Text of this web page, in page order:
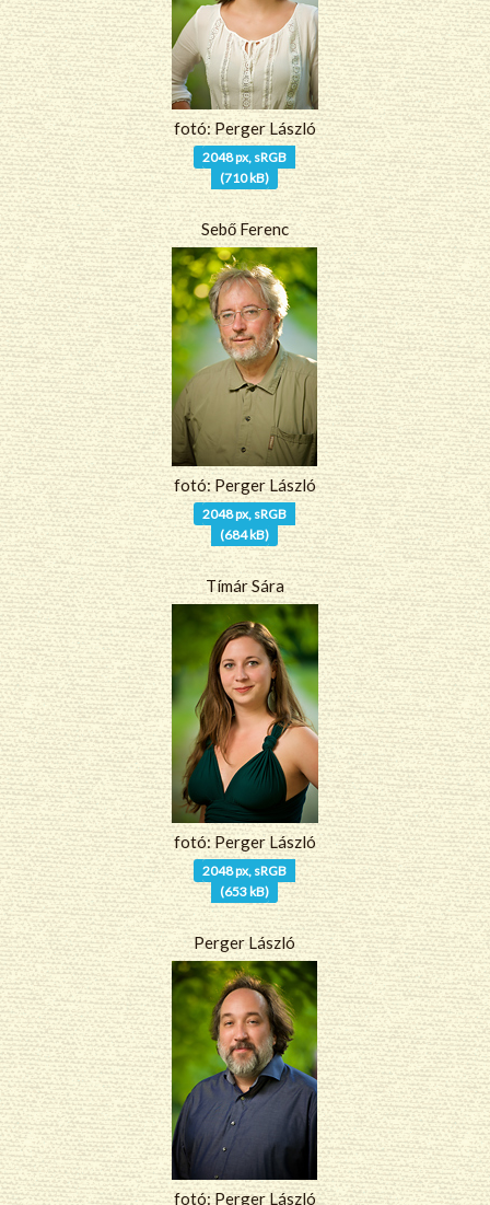
fotó: Perger László
2048 px, sRGB
(710 kB)
Sebő Ferenc
fotó: Perger László
2048 px, sRGB
(684 kB)
Tímár Sára
fotó: Perger László
2048 px, sRGB
(653 kB)
Perger László
fotó: Perger László